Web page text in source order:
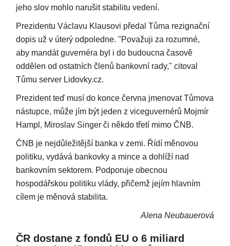
jeho slov mohlo narušit stabilitu vedení.
Prezidentu Václavu Klausovi předal Tůma rezignační
dopis už v úterý odpoledne. "Považuji za rozumné,
aby mandát guvernéra byl i do budoucna časově
oddělen od ostatních členů bankovní rady," citoval
Tůmu server Lidovky.cz.
Prezident teď musí do konce června jmenovat Tůmova
nástupce, může jím být jeden z viceguvernérů Mojmír
Hampl, Miroslav Singer či někdo třetí mimo ČNB.
ČNB je nejdůležitější banka v zemi. Řídí měnovou
politiku, vydává bankovky a mince a dohlíží nad
bankovním sektorem. Podporuje obecnou
hospodářskou politiku vlády, přičemž jejím hlavním
cílem je měnová stabilita.
Alena Neubauerová
ČR dostane z fondů EU o 6 miliard